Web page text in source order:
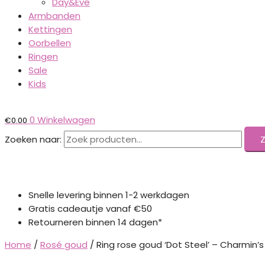
Armbanden
Kettingen
Oorbellen
Ringen
Sale
Kids
€0.00 0 Winkelwagen
Zoeken naar:
Snelle levering binnen 1-2 werkdagen
Gratis cadeautje vanaf €50
Retourneren binnen 14 dagen*
Home / Rosé goud / Ring rose goud ‘Dot Steel’ – Charmin’s